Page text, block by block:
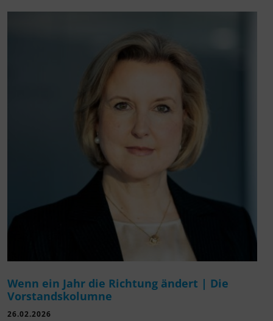
Wenn ein Jahr die Richtung ändert | Die
Vorstandskolumne
26.02.2026